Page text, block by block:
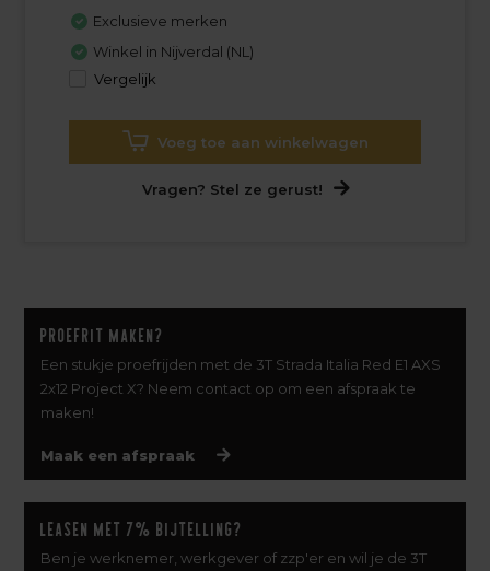
Exclusieve merken
Winkel in Nijverdal (NL)
Vergelijk
Voeg toe aan winkelwagen
Vragen? Stel ze gerust!
Proefrit maken?
Een stukje proefrijden met de 3T Strada Italia Red E1 AXS
2x12 Project X? Neem contact op om een afspraak te
maken!
Maak een afspraak
Leasen met 7% bijtelling?
Ben je werknemer, werkgever of zzp'er en wil je de 3T